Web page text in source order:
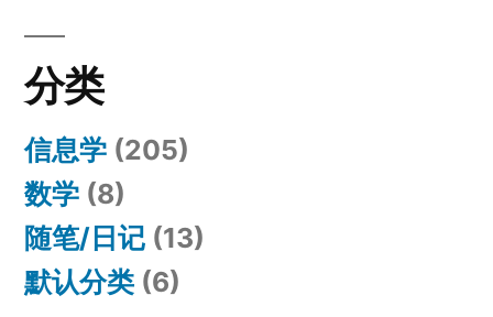
分类
信息学 (205)
数学 (8)
随笔/日记 (13)
默认分类 (6)